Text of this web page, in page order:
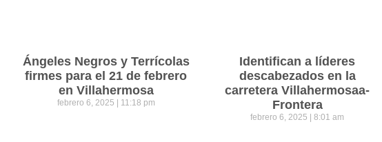
Ángeles Negros y Terrícolas
firmes para el 21 de febrero
en Villahermosa
febrero 6, 2025 11:18 pm
Identifican a líderes
descabezados en la
carretera Villahermosaa-
Frontera
febrero 6, 2025 8:01 am